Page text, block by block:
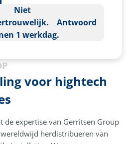
Niet
Antwoord
1 werkdag.
voor hightech
de expertise van Gerritsen Group
herdistribueren van